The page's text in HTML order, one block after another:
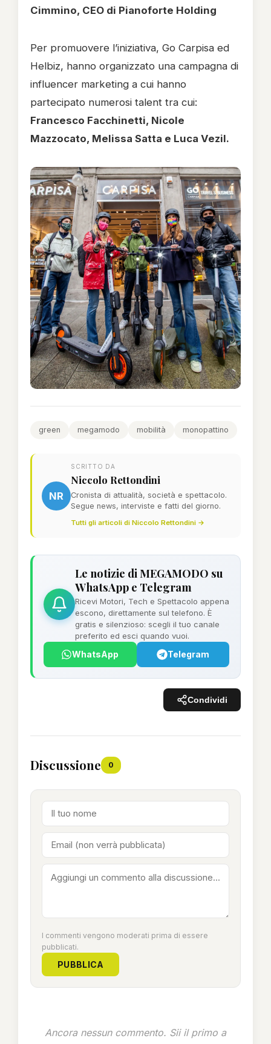
Cimmino, CEO di Pianoforte Holding
Per promuovere l’iniziativa, Go Carpisa ed
Helbiz, hanno organizzato una campagna di
influencer marketing a cui hanno
partecipato numerosi talent tra cui:
Francesco Facchinetti, Nicole
Mazzocato, Melissa Satta e Luca Vezil.
green megamodo mobilità monopattino
NR
SCRITTO DA
Niccolo Rettondini
Cronista di attualità, società e spettacolo.
Segue news, interviste e fatti del giorno.
Tutti gli articoli di Niccolo Rettondini →
Le notizie di MEGAMODO su
WhatsApp e Telegram
Ricevi Motori, Tech e Spettacolo appena
escono, direttamente sul telefono. È
gratis e silenzioso: scegli il tuo canale
preferito ed esci quando vuoi.
WhatsApp Telegram
Condividi
Discussione 0
I commenti vengono moderati prima di essere
pubblicati.
PUBBLICA
Ancora nessun commento. Sii il primo a